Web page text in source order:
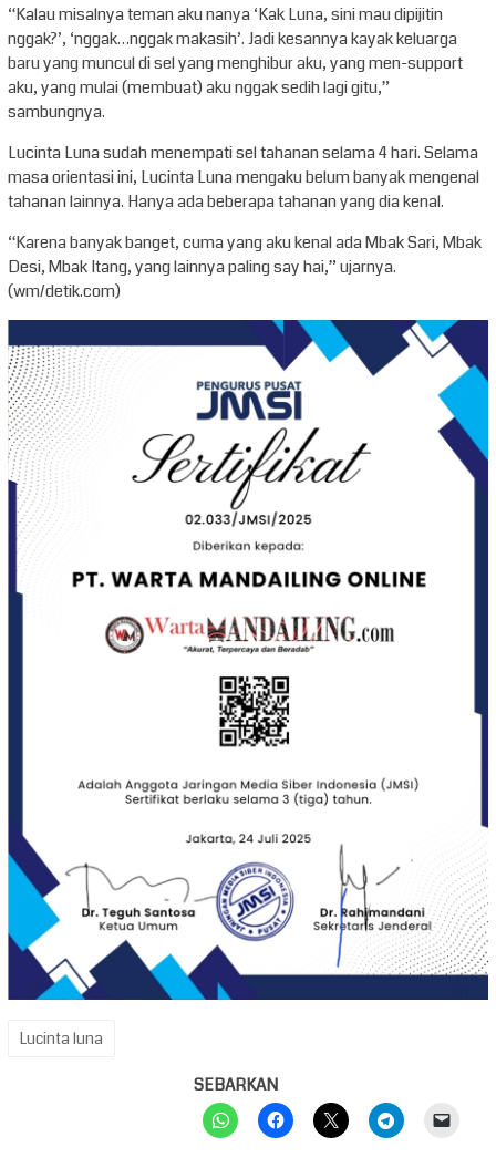
“Kalau misalnya teman aku nanya ‘Kak Luna, sini mau dipijitin
nggak?’, ‘nggak…nggak makasih’. Jadi kesannya kayak keluarga
baru yang muncul di sel yang menghibur aku, yang men-support
aku, yang mulai (membuat) aku nggak sedih lagi gitu,”
sambungnya.
Lucinta Luna sudah menempati sel tahanan selama 4 hari. Selama
masa orientasi ini, Lucinta Luna mengaku belum banyak mengenal
tahanan lainnya. Hanya ada beberapa tahanan yang dia kenal.
“Karena banyak banget, cuma yang aku kenal ada Mbak Sari, Mbak
Desi, Mbak Itang, yang lainnya paling say hai,” ujarnya.
(wm/detik.com)
Lucinta luna
SEBARKAN